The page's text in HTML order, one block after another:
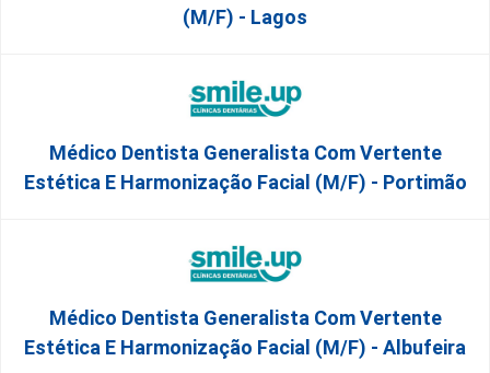
(M/F) - Lagos
Médico Dentista Generalista Com Vertente
Estética E Harmonização Facial (M/F) - Portimão
Médico Dentista Generalista Com Vertente
Estética E Harmonização Facial (M/F) - Albufeira